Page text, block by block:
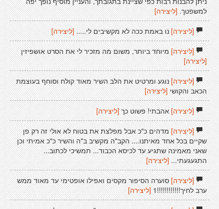
למשפטך. [ליצירה]
[ליצירה]נו באמת ככה לא מקשיבים לי..... [ליצירה]
[ליצירה]מיוחד ביותר, משום מה מזכיר לי את הסרט אושפיזין
[ליצירה]
[ליצירה]נוגע ומרטיט את הלב השיר מאוד קולח וסוחף בעוצמת
הכאב והקושי [ליצירה]
[ליצירה]אהבתי! פשוט כך [ליצירה]
[ליצירה]מדהים כ"כ אבל מפלצת את בטוח לא אולי זה רק פן
שקיים בכל אחד מאיתנו.... הקב"ה מקשיב ב"ה והשיר כ"כ אמיתי וכן
שאני מאמינה שתגיע עד לכיסא הכבוד... תמשיכי לכתוב...
התגעגעתי... [ליצירה]
[ליצירה]סוערה הסיפור מקסים ואפילו אופטימי עד מאוד ממש
ערב לחיך!!!!!!!!!!!!1 [ליצירה]